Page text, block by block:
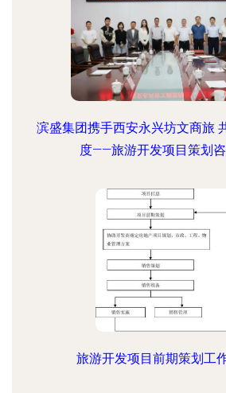
滨盛集团携手西安永兴坊文商旅
度——旅游开发项目策划
旅游开发项目前期策划工